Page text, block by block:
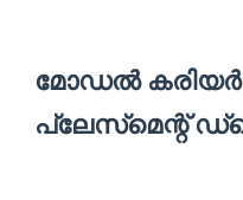
മോഡൽ കരിയർ
പ്ലേസ്‌മെന്റ്‌